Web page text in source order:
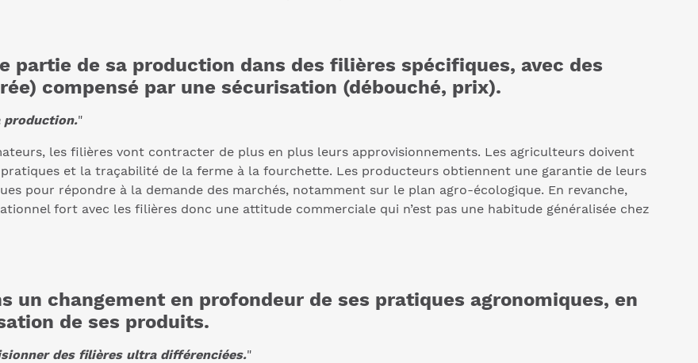
partie de sa production dans des filières spécifiques, avec des
compensé par une sécurisation (débouché, prix).
production."
les filières vont contracter de plus en plus leurs approvisionnements. Les agriculteurs doivent
et la traçabilité de la ferme à la fourchette. Les producteurs obtiennent une garantie de leurs
pour répondre à la demande des marchés, notamment sur le plan agro-écologique. En revanche,
fort avec les filières donc une attitude commerciale qui n’est pas une habitude généralisée chez
un changement en profondeur de ses pratiques agronomiques, en
de ses produits.
des filières ultra différenciées."